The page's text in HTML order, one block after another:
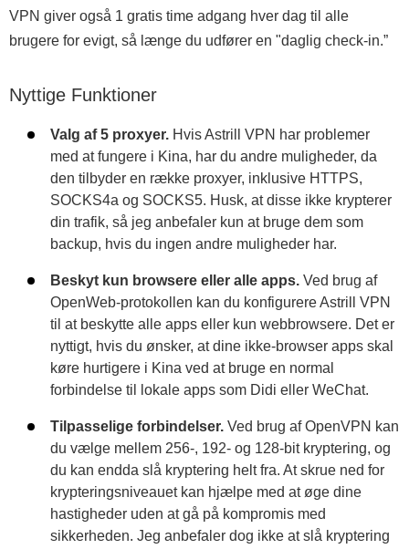
VPN giver også 1 gratis time adgang hver dag til alle
brugere for evigt, så længe du udfører en "daglig check-in.”
Nyttige Funktioner
Valg af 5 proxyer. Hvis Astrill VPN har problemer
med at fungere i Kina, har du andre muligheder, da
den tilbyder en række proxyer, inklusive HTTPS,
SOCKS4a og SOCKS5. Husk, at disse ikke krypterer
din trafik, så jeg anbefaler kun at bruge dem som
backup, hvis du ingen andre muligheder har.
Beskyt kun browsere eller alle apps. Ved brug af
OpenWeb-protokollen kan du konfigurere Astrill VPN
til at beskytte alle apps eller kun webbrowsere. Det er
nyttigt, hvis du ønsker, at dine ikke-browser apps skal
køre hurtigere i Kina ved at bruge en normal
forbindelse til lokale apps som Didi eller WeChat.
Tilpasselige forbindelser. Ved brug af OpenVPN kan
du vælge mellem 256-, 192- og 128-bit kryptering, og
du kan endda slå kryptering helt fra. At skrue ned for
krypteringsniveauet kan hjælpe med at øge dine
hastigheder uden at gå på kompromis med
sikkerheden. Jeg anbefaler dog ikke at slå kryptering